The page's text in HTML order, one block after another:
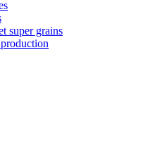
super grains